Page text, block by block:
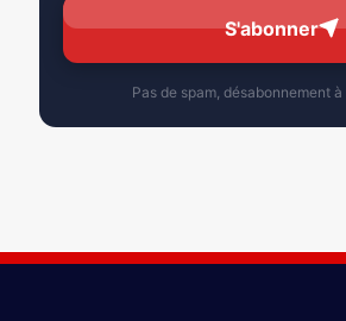
S'abonner
Pas de spam, désabonnement